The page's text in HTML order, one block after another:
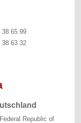
38 65 99
38 63 32
Republic of